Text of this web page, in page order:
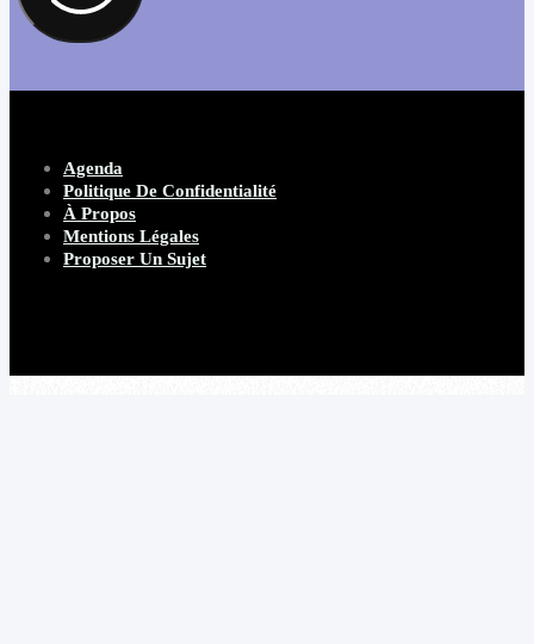
Agenda
Politique De Confidentialité
À Propos
Mentions Légales
Proposer Un Sujet